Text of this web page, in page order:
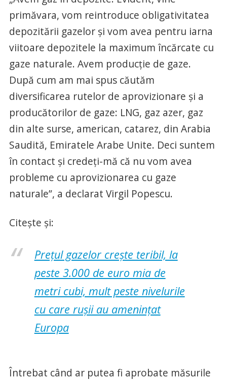
primăvara, vom reintroduce obligativitatea
depozitării gazelor şi vom avea pentru iarna
viitoare depozitele la maximum încărcate cu
gaze naturale. Avem producţie de gaze.
După cum am mai spus căutăm
diversificarea rutelor de aprovizionare şi a
producătorilor de gaze: LNG, gaz azer, gaz
din alte surse, american, catarez, din Arabia
Saudită, Emiratele Arabe Unite. Deci suntem
în contact şi credeţi-mă că nu vom avea
probleme cu aprovizionarea cu gaze
naturale”, a declarat Virgil Popescu.
Citește și:
Prețul gazelor crește teribil, la
peste 3.000 de euro mia de
metri cubi, mult peste nivelurile
cu care rușii au amenințat
Europa
Întrebat când ar putea fi aprobate măsurile